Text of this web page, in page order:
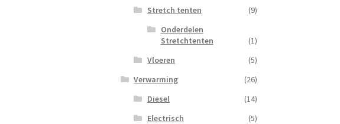
Stretch tenten
(9)
Onderdelen
Stretchtenten
(1)
Vloeren
(5)
Verwarming
(26)
Diesel
(14)
Electrisch
(5)